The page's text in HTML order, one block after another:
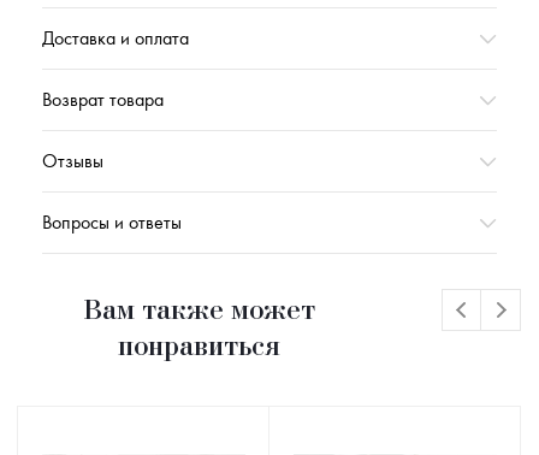
Длина спинки, см 121
Ширина спинки, см 60
Вес,г 591
Доставка и оплата
Возврат товара
Отзывы
Вопросы и ответы
Вам также может
понравиться